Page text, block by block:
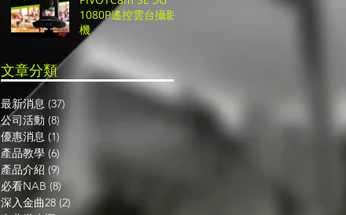
1080P遙控雲台攝影
機
​文章分類
最新消息 (37)
公司活動 (8)
優惠消息 (1)
產品教學 (6)
產品介紹 (9)
必看NAB (8)
深入金曲28 (2) 2 篇文章